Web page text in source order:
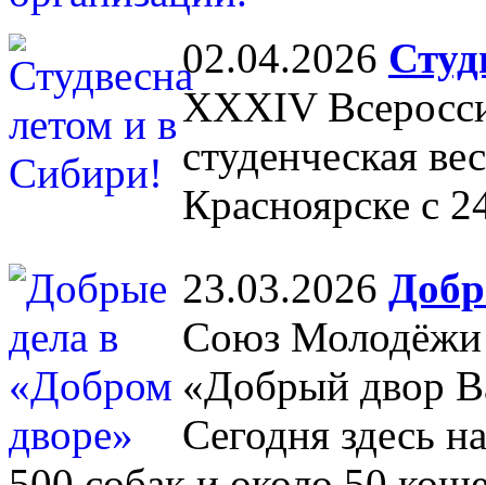
02.04.2026
XXXIV
студенческая
Красноярске с
23.03.2026
Союз Молодёжи
«Добрый двор
Сегодня здесь